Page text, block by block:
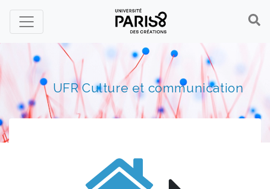
Panneau de gestion des cookies
UFR Culture et communication